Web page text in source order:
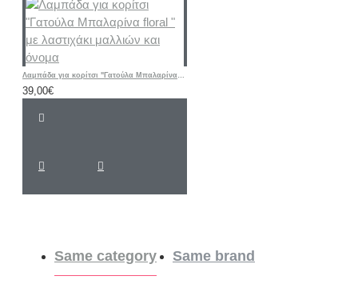
Λαμπάδα για κορίτσι "Γατούλα Μπαλαρίνα floral " με λαστιχάκι μαλλιών και όνομα
39,00€
Same category Same brand